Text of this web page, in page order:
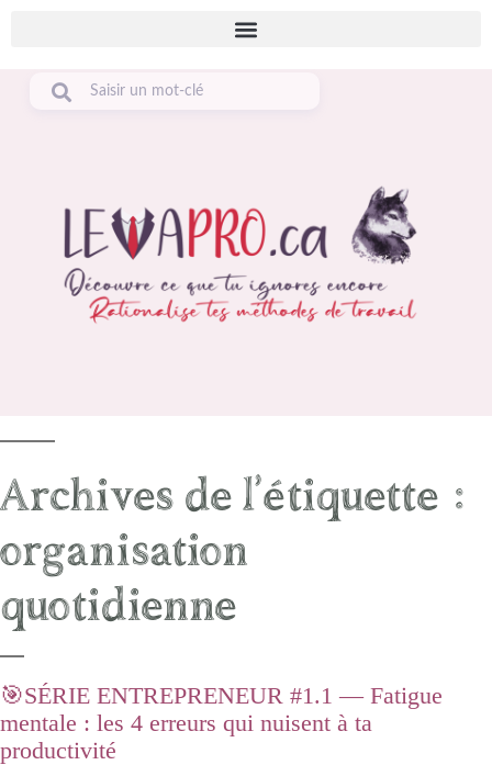
Archives de l’étiquette :
organisation
quotidienne
🎯SÉRIE ENTREPRENEUR #1.1 — Fatigue
mentale : les 4 erreurs qui nuisent à ta
productivité